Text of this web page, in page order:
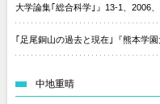
大学論集｢総合科学｣』13-1、2006
｢足尾銅山の過去と現在｣『熊本学
中地重晴